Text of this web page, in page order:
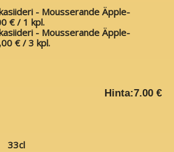
- Mousserande Äpple-
€ / 1 kpl.
- Mousserande Äpple-
€ / 3 kpl.
Hinta:7.00 €
33cl